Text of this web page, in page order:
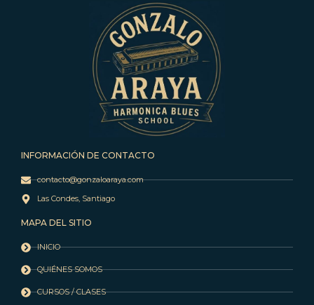
INFORMACIÓN DE CONTACTO
contacto@gonzaloaraya.com
Las Condes, Santiago
MAPA DEL SITIO
INICIO
QUIÉNES SOMOS
CURSOS / CLASES